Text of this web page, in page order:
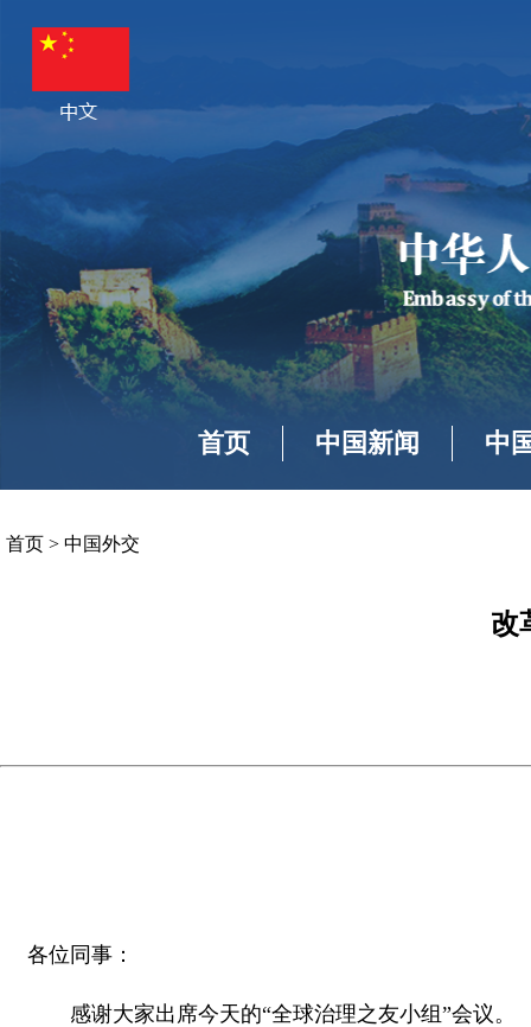
首页 中国新闻 中
首页 > 中国外交
改
各位同事：
感谢大家出席今天的“全球治理之友小组”会议。